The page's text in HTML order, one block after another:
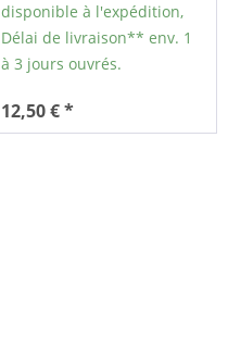
disponible à l'expédition,
Délai de livraison** env. 1
à 3 jours ouvrés.
12,50 € *